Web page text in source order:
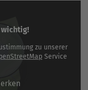
wichtig!
zu unserer
Service